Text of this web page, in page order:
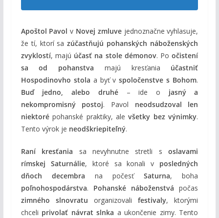
Apoštol Pavol v Novej zmluvejednoznačne vyhlasuje,
že tí, ktorí sazúčastňujú pohanských náboženských
zvyklostí, majú účasť na stole démonov. Poočistení
sa od pohanstva majú kresťania účastniť
Hospodinovho stola a byť vspoločenstve s Bohom.
Buď jedno, alebo druhé– ide o jasný a
nekompromisný postoj. Pavol neodsudzoval len
niektorépohanské praktiky, alevšetky bez výnimky.
Tento výrok je neodškriepiteľný.
Raní kresťania sa nevyhnutne stretli soslavami
rímskej Saturnálie, ktoré sa konali v posledných
dňoch decembra na počesťSaturna, boha
poľnohospodárstva. Pohanské náboženstvá počas
zimného slnovratu organizovalifestivaly, ktorými
chceli privolať návrat slnka a ukončenie zimy. Tento